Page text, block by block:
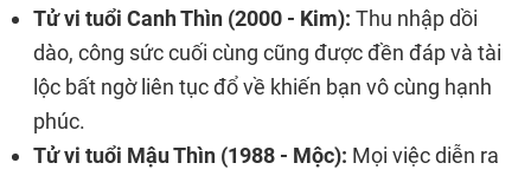
Tử vi tuổi Canh Thìn (2000 - Kim): Thu nhập dồi
dào, công sức cuối cùng cũng được đền đáp và tài
lộc bất ngờ liên tục đổ về khiến bạn vô cùng hạnh
phúc.
Tử vi tuổi Mậu Thìn (1988 - Mộc): Mọi việc diễn ra